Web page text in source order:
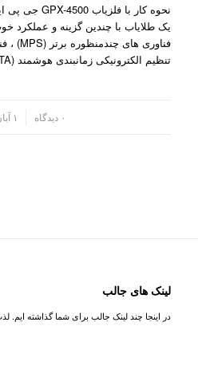
یک طلایاب با چندین گزینه و عملکرد
تنظیم الکترونیکی زمانبندی هوشمند (SETA) ، به سطح کا…
۰ دیدگاه ۱ آبان ۱۴۰۱
لینک های جالب
در اینجا چند لینک جالب برای شما گذاشته ایم.